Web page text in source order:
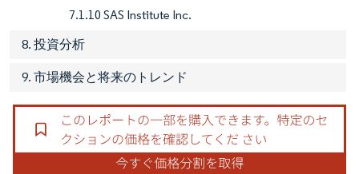
7.1.10 SAS Institute Inc.
8. 投資分析
9. 市場機会と将来のトレンド